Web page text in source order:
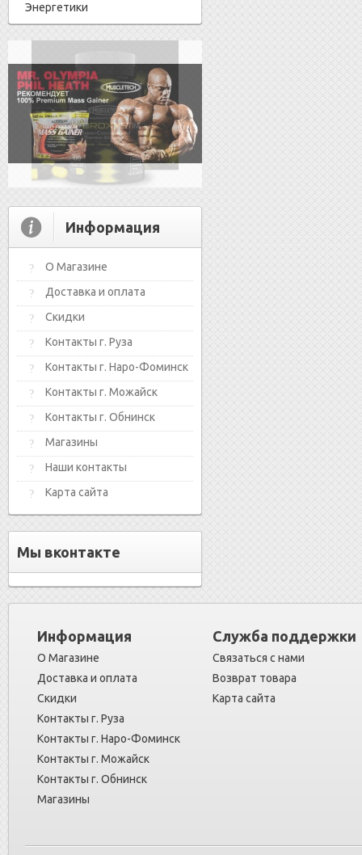
Энергетики
Информация
О Магазине
Доставка и оплата
Скидки
Контакты г. Руза
Контакты г. Наро-Фоминск
Контакты г. Можайск
Контакты г. Обнинск
Магазины
Наши контакты
Карта сайта
Мы вконтакте
Информация
О Магазине
Доставка и оплата
Скидки
Контакты г. Руза
Контакты г. Наро-Фоминск
Контакты г. Можайск
Контакты г. Обнинск
Магазины
Служба поддержки
Связаться с нами
Возврат товара
Карта сайта